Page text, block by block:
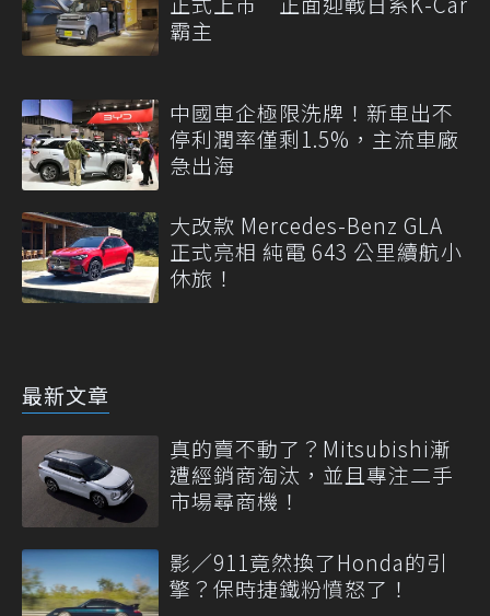
霸主
中國車企極限洗牌！新車出不
停利潤率僅剩1.5%，主流車廠
急出海
大改款 Mercedes-Benz GLA
正式亮相 純電 643 公里續航小
休旅！
最新文章
真的賣不動了？Mitsubishi漸
遭經銷商淘汰，並且專注二手
市場尋商機！
影／911竟然換了Honda的引
擎？保時捷鐵粉憤怒了！